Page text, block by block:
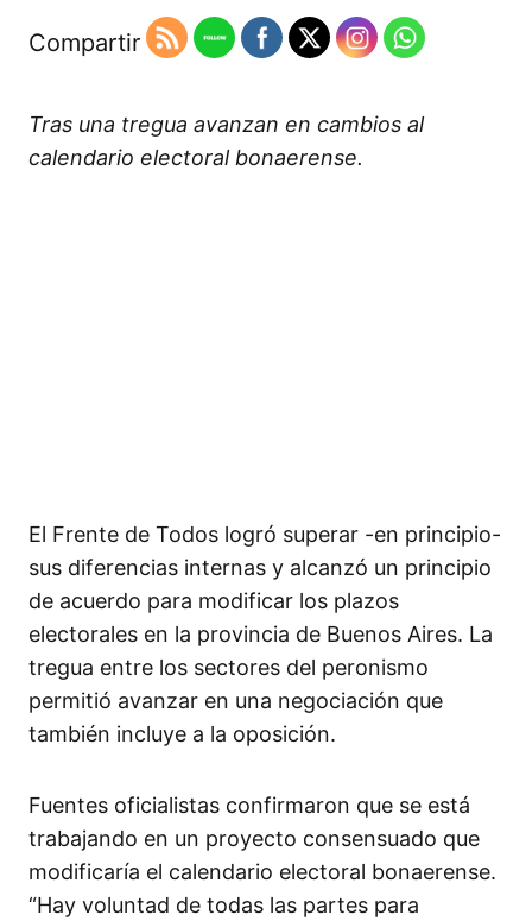
Compartir
Tras una tregua avanzan en cambios al
calendario electoral bonaerense.
El Frente de Todos logró superar -en principio-
sus diferencias internas y alcanzó un principio
de acuerdo para modificar los plazos
electorales en la provincia de Buenos Aires. La
tregua entre los sectores del peronismo
permitió avanzar en una negociación que
también incluye a la oposición.
Fuentes oficialistas confirmaron que se está
trabajando en un proyecto consensuado que
modificaría el calendario electoral bonaerense.
“Hay voluntad de todas las partes para